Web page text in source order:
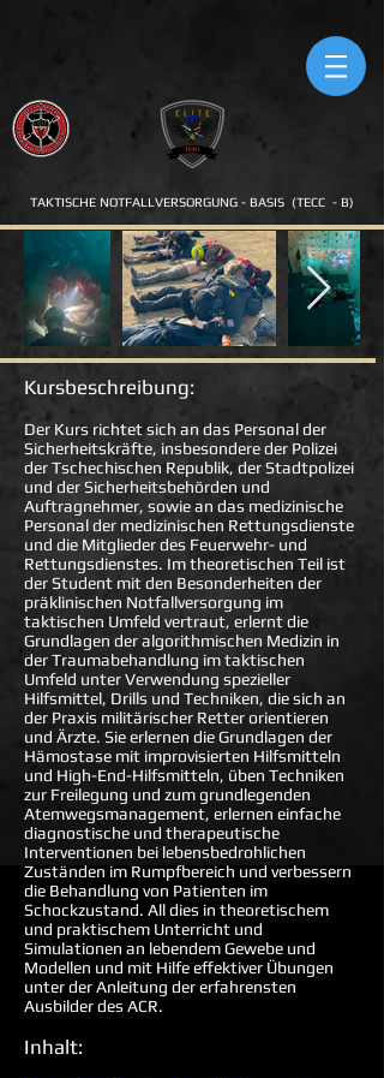
TAKTISCHE NOTFALLVERSORGUNG - BASIS (TECC - B)
Kursbeschreibung:
Der Kurs richtet sich an das Personal der
Sicherheitskräfte, insbesondere der Polizei
der Tschechischen Republik, der Stadtpolizei
und der Sicherheitsbehörden und
Auftragnehmer, sowie an das medizinische
Personal der medizinischen Rettungsdienste
und die Mitglieder des Feuerwehr- und
Rettungsdienstes. Im theoretischen Teil ist
der Student mit den Besonderheiten der
präklinischen Notfallversorgung im
taktischen Umfeld vertraut, erlernt die
Grundlagen der algorithmischen Medizin in
der Traumabehandlung im taktischen
Umfeld unter Verwendung spezieller
Hilfsmittel, Drills und Techniken, die sich an
der Praxis militärischer Retter orientieren
und Ärzte. Sie erlernen die Grundlagen der
Hämostase mit improvisierten Hilfsmitteln
und High-End-Hilfsmitteln, üben Techniken
zur Freilegung und zum grundlegenden
Atemwegsmanagement, erlernen einfache
diagnostische und therapeutische
Interventionen bei lebensbedrohlichen
Zuständen im Rumpfbereich und verbessern
die Behandlung von Patienten im
Schockzustand. All dies in theoretischem
und praktischem Unterricht und
Simulationen an lebendem Gewebe und
Modellen und mit Hilfe effektiver Übungen
unter der Anleitung der erfahrensten
Ausbilder des ACR.
Inhalt: